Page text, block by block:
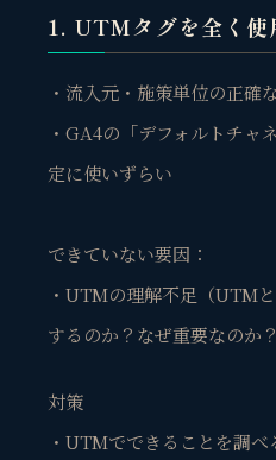
1. UTMタグを全く使
・流入元・施策単位の正確
・GA4の「デフォルトチャ
定に使いずらい
できていない要因：
・UTMの理解不足（UTM
するのか？なぜ重要なのか？
対策
・UTMでできることを調べ